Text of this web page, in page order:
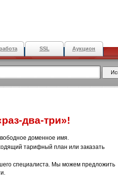
SSL Аукцион
два-три»!
доменное имя.
тарифный план или заказать
специалиста. Мы можем предложить